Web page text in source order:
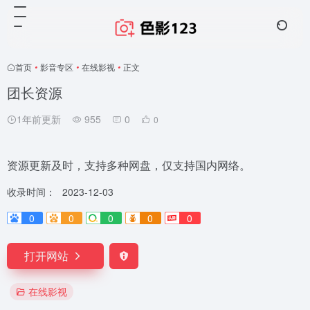
首页 • 影音专区 • 在线影视 • 正文
团长资源
1年前更新 955 0 0
资源更新及时，支持多种网盘，仅支持国内网络。
收录时间：
2023-12-03
0
0 0 0 0
打开网站
在线影视